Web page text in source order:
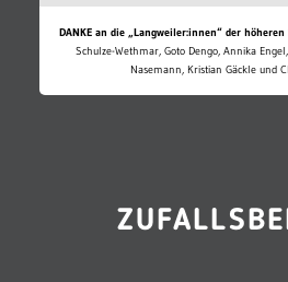
DANKE an die „Langweiler:innen“ der höheren
Schulze-Wethmar, Goto Dengo, Annika
Nasemann, Kristian Gäckle und